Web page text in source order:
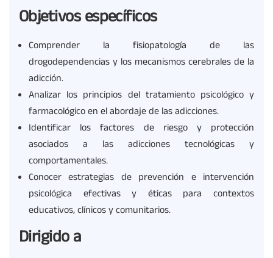
Objetivos específicos
Comprender la fisiopatología de las
drogodependencias y los mecanismos cerebrales de la
adicción.
Analizar los principios del tratamiento psicológico y
farmacológico en el abordaje de las adicciones.
Identificar los factores de riesgo y protección
asociados a las adicciones tecnológicas y
comportamentales.
Conocer estrategias de prevención e intervención
psicológica efectivas y éticas para contextos
educativos, clínicos y comunitarios.
Dirigido a